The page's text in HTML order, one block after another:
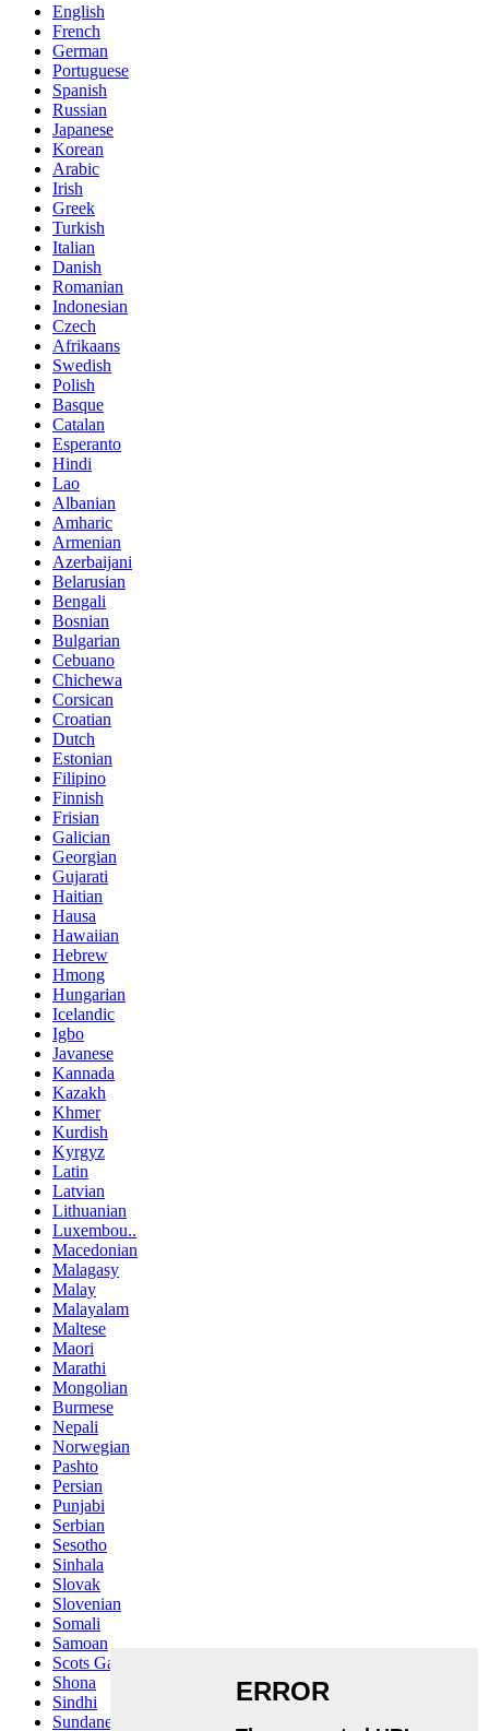
English
French
German
Portuguese
Spanish
Russian
Japanese
Korean
Arabic
Irish
Greek
Turkish
Italian
Danish
Romanian
Indonesian
Czech
Afrikaans
Swedish
Polish
Basque
Catalan
Esperanto
Hindi
Lao
Albanian
Amharic
Armenian
Azerbaijani
Belarusian
Bengali
Bosnian
Bulgarian
Cebuano
Chichewa
Corsican
Croatian
Dutch
Estonian
Filipino
Finnish
Frisian
Galician
Georgian
Gujarati
Haitian
Hausa
Hawaiian
Hebrew
Hmong
Hungarian
Icelandic
Igbo
Javanese
Kannada
Kazakh
Khmer
Kurdish
Kyrgyz
Latin
Latvian
Lithuanian
Luxembou..
Macedonian
Malagasy
Malay
Malayalam
Maltese
Maori
Marathi
Mongolian
Burmese
Nepali
Norwegian
Pashto
Persian
Punjabi
Serbian
Sesotho
Sinhala
Slovak
Slovenian
Somali
Samoan
Scots Gaelic
Shona
Sindhi
Sundanese